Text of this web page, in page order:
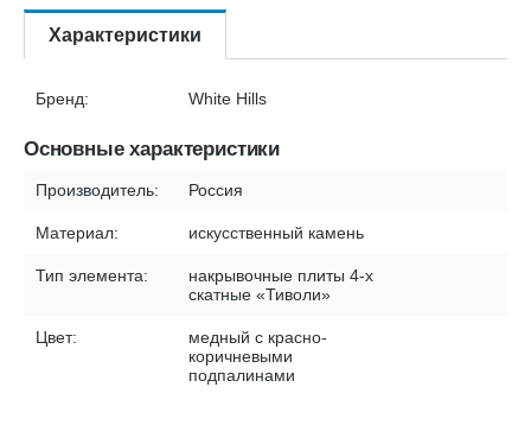
Характеристики
Бренд: White Hills
Основные характеристики
Производитель: Россия
Материал: искусственный камень
Тип элемента:
накрывочные плиты 4-х
скатные «Тиволи»
Цвет:
медный с красно-
коричневыми
подпалинами